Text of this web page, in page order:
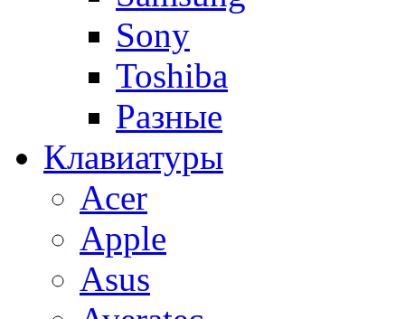
Sony
Toshiba
Разные
Клавиатуры
Acer
Apple
Asus